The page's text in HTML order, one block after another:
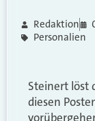
Redaktion
Personalien
Steinert löst
diesen